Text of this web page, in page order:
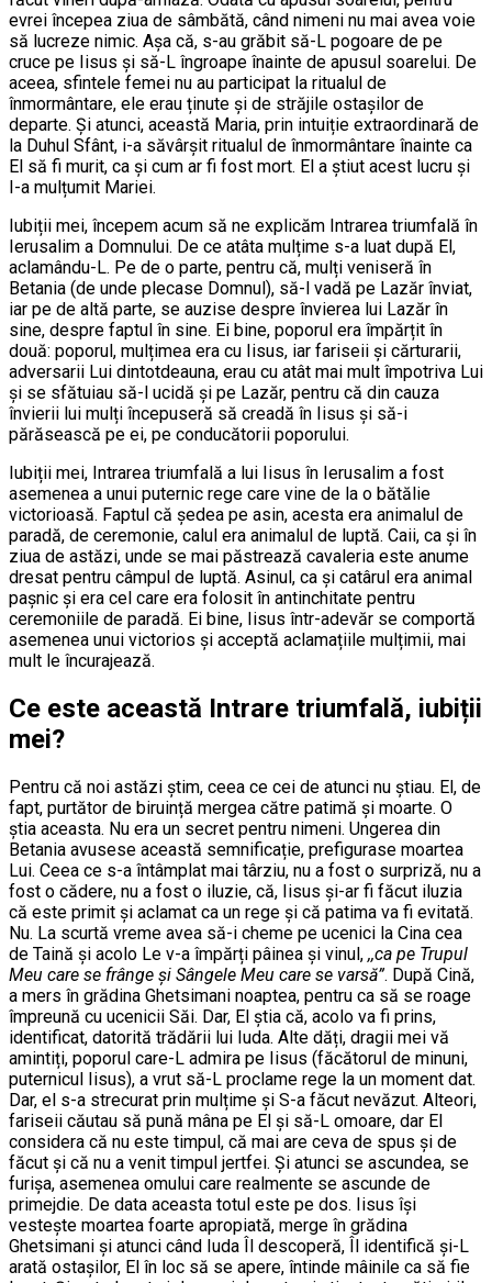
evrei începea ziua de sâmbătă, când nimeni nu mai avea voie
să lucreze nimic. Așa că, s-au grăbit să-L pogoare de pe
cruce pe Iisus și să-L îngroape înainte de apusul soarelui. De
aceea, sfintele femei nu au participat la ritualul de
înmormântare, ele erau ținute și de străjile ostașilor de
departe. Și atunci, această Maria, prin intuiție extraordinară de
la Duhul Sfânt, i-a săvârșit ritualul de înmormântare înainte ca
El să fi murit, ca și cum ar fi fost mort. El a știut acest lucru și
I-a mulțumit Mariei.
Iubiții mei, începem acum să ne explicăm Intrarea triumfală în
Ierusalim a Domnului. De ce atâta mulțime s-a luat după El,
aclamându-L. Pe de o parte, pentru că, mulți veniseră în
Betania (de unde plecase Domnul), să-l vadă pe Lazăr înviat,
iar pe de altă parte, se auzise despre învierea lui Lazăr în
sine, despre faptul în sine. Ei bine, poporul era împărțit în
două: poporul, mulțimea era cu Iisus, iar fariseii și cărturarii,
adversarii Lui dintotdeauna, erau cu atât mai mult împotriva Lui
și se sfătuiau să-l ucidă și pe Lazăr, pentru că din cauza
învierii lui mulți începuseră să creadă în Iisus și să-i
părăsească pe ei, pe conducătorii poporului.
Iubiții mei, Intrarea triumfală a lui Iisus în Ierusalim a fost
asemenea a unui puternic rege care vine de la o bătălie
victorioasă. Faptul că ședea pe asin, acesta era animalul de
paradă, de ceremonie, calul era animalul de luptă. Caii, ca și în
ziua de astăzi, unde se mai păstrează cavaleria este anume
dresat pentru câmpul de luptă. Asinul, ca și catârul era animal
pașnic și era cel care era folosit în antinchitate pentru
ceremoniile de paradă. Ei bine, Iisus într-adevăr se comportă
asemenea unui victorios și acceptă aclamațiile mulțimii, mai
mult le încurajează.
Ce este această Intrare triumfală, iubiții
mei?
Pentru că noi astăzi știm, ceea ce cei de atunci nu știau. El, de
fapt, purtător de biruință mergea către patimă și moarte. O
știa aceasta. Nu era un secret pentru nimeni. Ungerea din
Betania avusese această semnificație, prefigurase moartea
Lui. Ceea ce s-a întâmplat mai târziu, nu a fost o surpriză, nu a
fost o cădere, nu a fost o iluzie, că, Iisus și-ar fi făcut iluzia
că este primit și aclamat ca un rege și că patima va fi evitată.
Nu. La scurtă vreme avea să-i cheme pe ucenici la Cina cea
de Taină și acolo Le v-a împărți pâinea și vinul, ,,ca pe Trupul
Meu care se frânge și Sângele Meu care se varsă”. După Cină,
a mers în grădina Ghetsimani noaptea, pentru ca să se roage
împreună cu ucenicii Săi. Dar, El știa că, acolo va fi prins,
identificat, datorită trădării lui Iuda. Alte dăți, dragii mei vă
amintiți, poporul care-L admira pe Iisus (făcătorul de minuni,
puternicul Iisus), a vrut să-L proclame rege la un moment dat.
Dar, el s-a strecurat prin mulțime și S-a făcut nevăzut. Alteori,
fariseii căutau să pună mâna pe El și să-L omoare, dar El
considera că nu este timpul, că mai are ceva de spus și de
făcut și că nu a venit timpul jertfei. Și atunci se ascundea, se
furișa, asemenea omului care realmente se ascunde de
primejdie. De data aceasta totul este pe dos. Iisus își
vestește moartea foarte apropiată, merge în grădina
Ghetsimani și atunci când Iuda Îl descoperă, Îl identifică și-L
arată ostașilor, El în loc să se apere, întinde mâinile ca să fie